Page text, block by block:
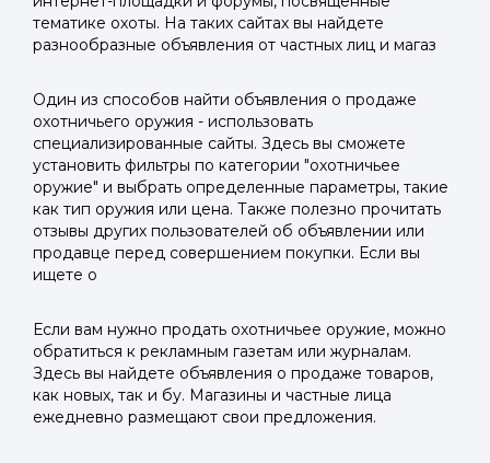
тематике охоты. На таких сайтах вы найдете
разнообразные объявления от частных лиц и магаз
Один из способов найти объявления о продаже
охотничьего оружия - использовать
специализированные сайты. Здесь вы сможете
установить фильтры по категории "охотничьее
оружие" и выбрать определенные параметры, такие
как тип оружия или цена. Также полезно прочитать
отзывы других пользователей об объявлении или
продавце перед совершением покупки. Если вы
ищете о
Если вам нужно продать охотничьее оружие, можно
обратиться к рекламным газетам или журналам.
Здесь вы найдете объявления о продаже товаров,
как новых, так и бу. Магазины и частные лица
ежедневно размещают свои предложения.